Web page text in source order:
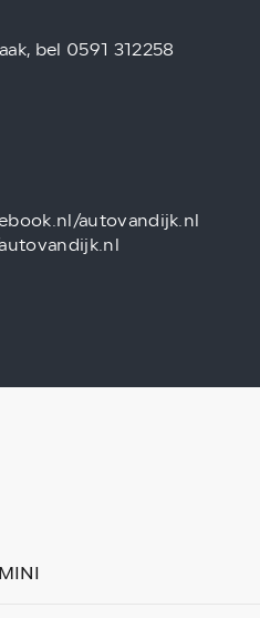
bel 0591 312258
autovandijk.nl
MINI